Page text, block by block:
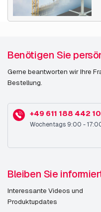
Benötigen Sie
Gerne beantworten wir Ihre
Bestellung.
+49 611 188 442 10
Wochentags 9:00 -
Bleiben Sie
Interessante Videos und
Produktupdates